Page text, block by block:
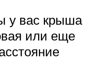
у вас крыша
или еще